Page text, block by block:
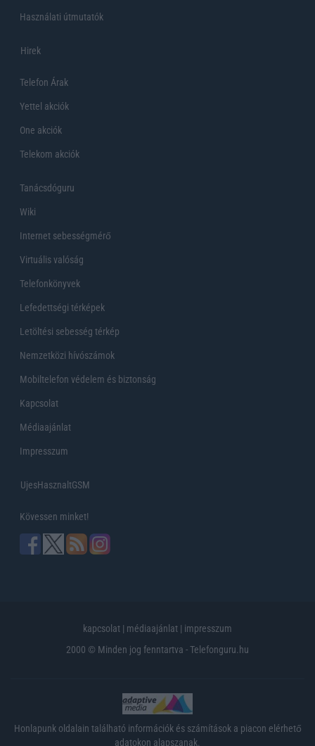
Használati útmutatók
Hirek
Telefon Árak
Yettel akciók
One akciók
Telekom akciók
Tanácsdóguru
Wiki
Internet sebességmérő
Virtuális valóság
Telefonkönyvek
Lefedettségi térképek
Letöltési sebesség térkép
Nemzetközi hívószámok
Mobiltelefon védelem és biztonság
Kapcsolat
Médiaajánlat
Impresszum
UjesHasznaltGSM
Kövessen minket!
kapcsolat | médiaajánlat | impresszum
2000 © Minden jog fenntartva - Telefonguru.hu
Honlapunk oldalain található információk és számítások a piacon elérhető
adatokon alapszanak.